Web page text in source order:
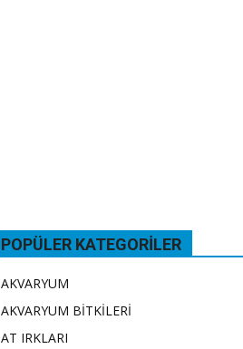
POPÜLER KATEGORILER
AKVARYUM
AKVARYUM BİTKİLERİ
AT IRKLARI